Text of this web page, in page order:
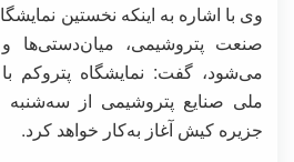
وی با اشاره به اینکه نخستین
صنعت پتروشیمی، میان‌دستی‌ها
می‌شود، گفت: نمایشگاه پتروکم
جزیره کیش آغاز به‌کار خواهد کرد.